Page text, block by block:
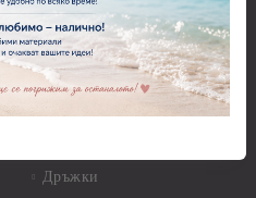
Макраме Основи - над 15,00
см
Макраме - Други материали
Дръжки